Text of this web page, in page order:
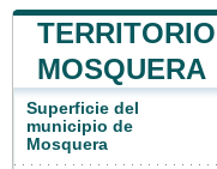
MOSQUERA
Superficie del
municipio de
Mosquera